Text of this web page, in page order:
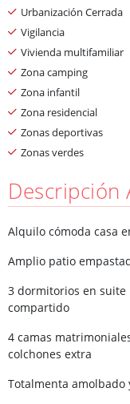
Urbanización Cerrada
Vigilancia
Vivienda multifamiliar
Zona camping
Zona infantil
Zona residencial
Zonas deportivas
Zonas verdes
Descripción
Alquilo cómoda casa
Amplio patio
3 dormitorios en suite
compartido
4 camas
colchones extra
Totalmenta amolbado